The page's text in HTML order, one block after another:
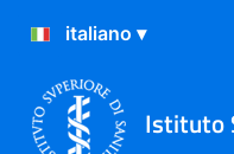
Istituto